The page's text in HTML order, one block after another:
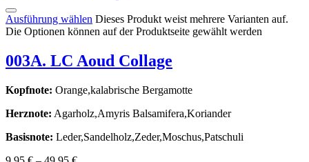
Ausführung wählen Dieses Produkt weist mehrere Varianten auf.
Die Optionen können auf der Produktseite gewählt werden
003A. LC Aoud Collage
Kopfnote: Orange,kalabrische Bergamotte
Herznote: Agarholz,Amyris Balsamifera,Koriander
Basisnote: Leder,Sandelholz,Zeder,Moschus,Patschuli